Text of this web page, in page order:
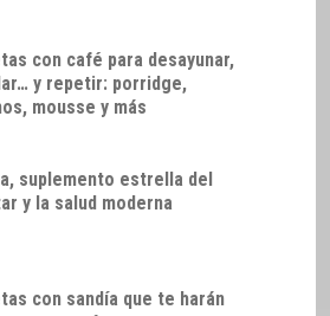
con café para desayunar,
y repetir: porridge,
mousse y más
suplemento estrella del
y la salud moderna
con sandía que te harán